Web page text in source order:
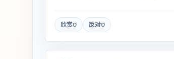
欣赏0 反对0